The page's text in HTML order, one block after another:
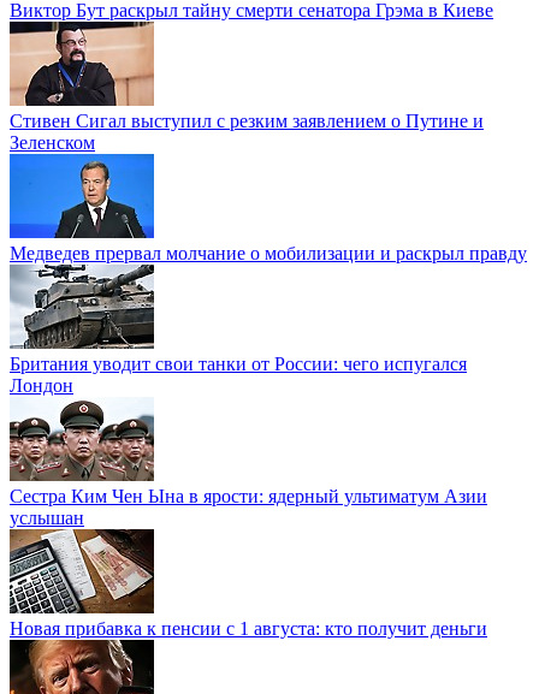
Виктор Бут раскрыл тайну смерти сенатора Грэма в Киеве
Стивен Сигал выступил с резким заявлением о Путине и
Зеленском
Медведев прервал молчание о мобилизации и раскрыл правду
Британия уводит свои танки от России: чего испугался
Лондон
Сестра Ким Чен Ына в ярости: ядерный ультиматум Азии
услышан
Новая прибавка к пенсии с 1 августа: кто получит деньги